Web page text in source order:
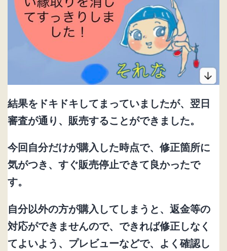
結果を ドキドキしてまっていましたが、翌日
審査が通り、販売することができました。
今回自分だけが購入した時点で、修正箇所に
気がつき、すぐ販売停止できて良かったで
す。
自分以外の方が購入してしまうと、返金等の
対応ができませんので、できれば修正しなく
てよいよう、プレビューなどで、よく確認し